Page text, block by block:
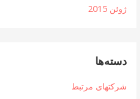
ژوئن 2015
دسته‌ها
شرکتهای مرتبط